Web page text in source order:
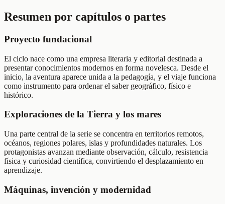
Resumen por capítulos o partes
Proyecto fundacional
El ciclo nace como una empresa literaria y editorial destinada a
presentar conocimientos modernos en forma novelesca. Desde el
inicio, la aventura aparece unida a la pedagogía, y el viaje funciona
como instrumento para ordenar el saber geográfico, físico e
histórico.
Exploraciones de la Tierra y los mares
Una parte central de la serie se concentra en territorios remotos,
océanos, regiones polares, islas y profundidades naturales. Los
protagonistas avanzan mediante observación, cálculo, resistencia
física y curiosidad científica, convirtiendo el desplazamiento en
aprendizaje.
Máquinas, invención y modernidad